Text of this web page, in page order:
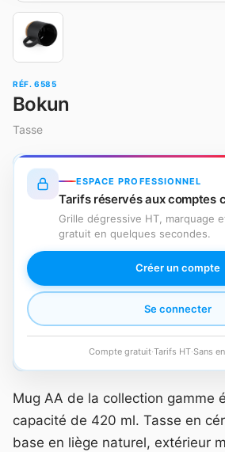
RÉF. 6585
Bokun
Tasse
ESPACE PROFESSIONNEL
Tarifs réservés aux comptes
Grille dégressive HT, marquage
gratuit en quelques secondes.
Créer un compte
Se connecter
Compte gratuit·Tarifs HT·Sans
Mug AA de la collection gamme
capacité de 420 ml. Tasse en
base en liège naturel, extérieur